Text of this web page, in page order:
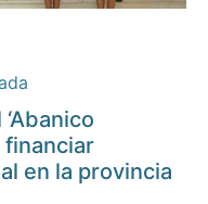
financiar
en la provincia